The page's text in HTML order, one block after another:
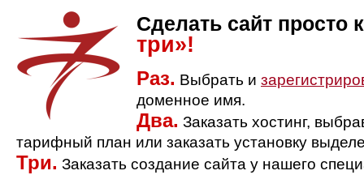
Сделать сайт просто
три»!
Раз. Выбрать и
доменное имя.
Два. Заказать хостинг,
тарифный план или заказать установку
Три. Заказать создание сайта у нашего